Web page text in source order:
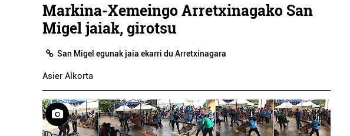
Markina-Xemeingo Arretxinagako San
Migel jaiak, girotsu
San Migel egunak jaia ekarri du Arretxinagara
Asier Alkorta